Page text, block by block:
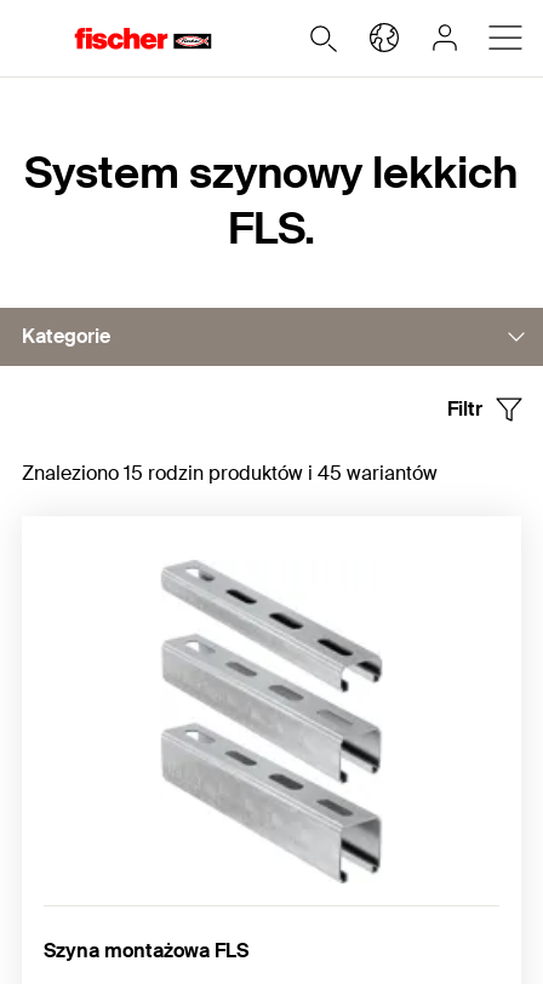
System szynowy lekkich
FLS.
Kategorie
Wsporniki
Elementy konstrukcyjne
Filtr
Znaleziono 15 rodzin produktów i 45 wariantów
Szyna montażowa FLS